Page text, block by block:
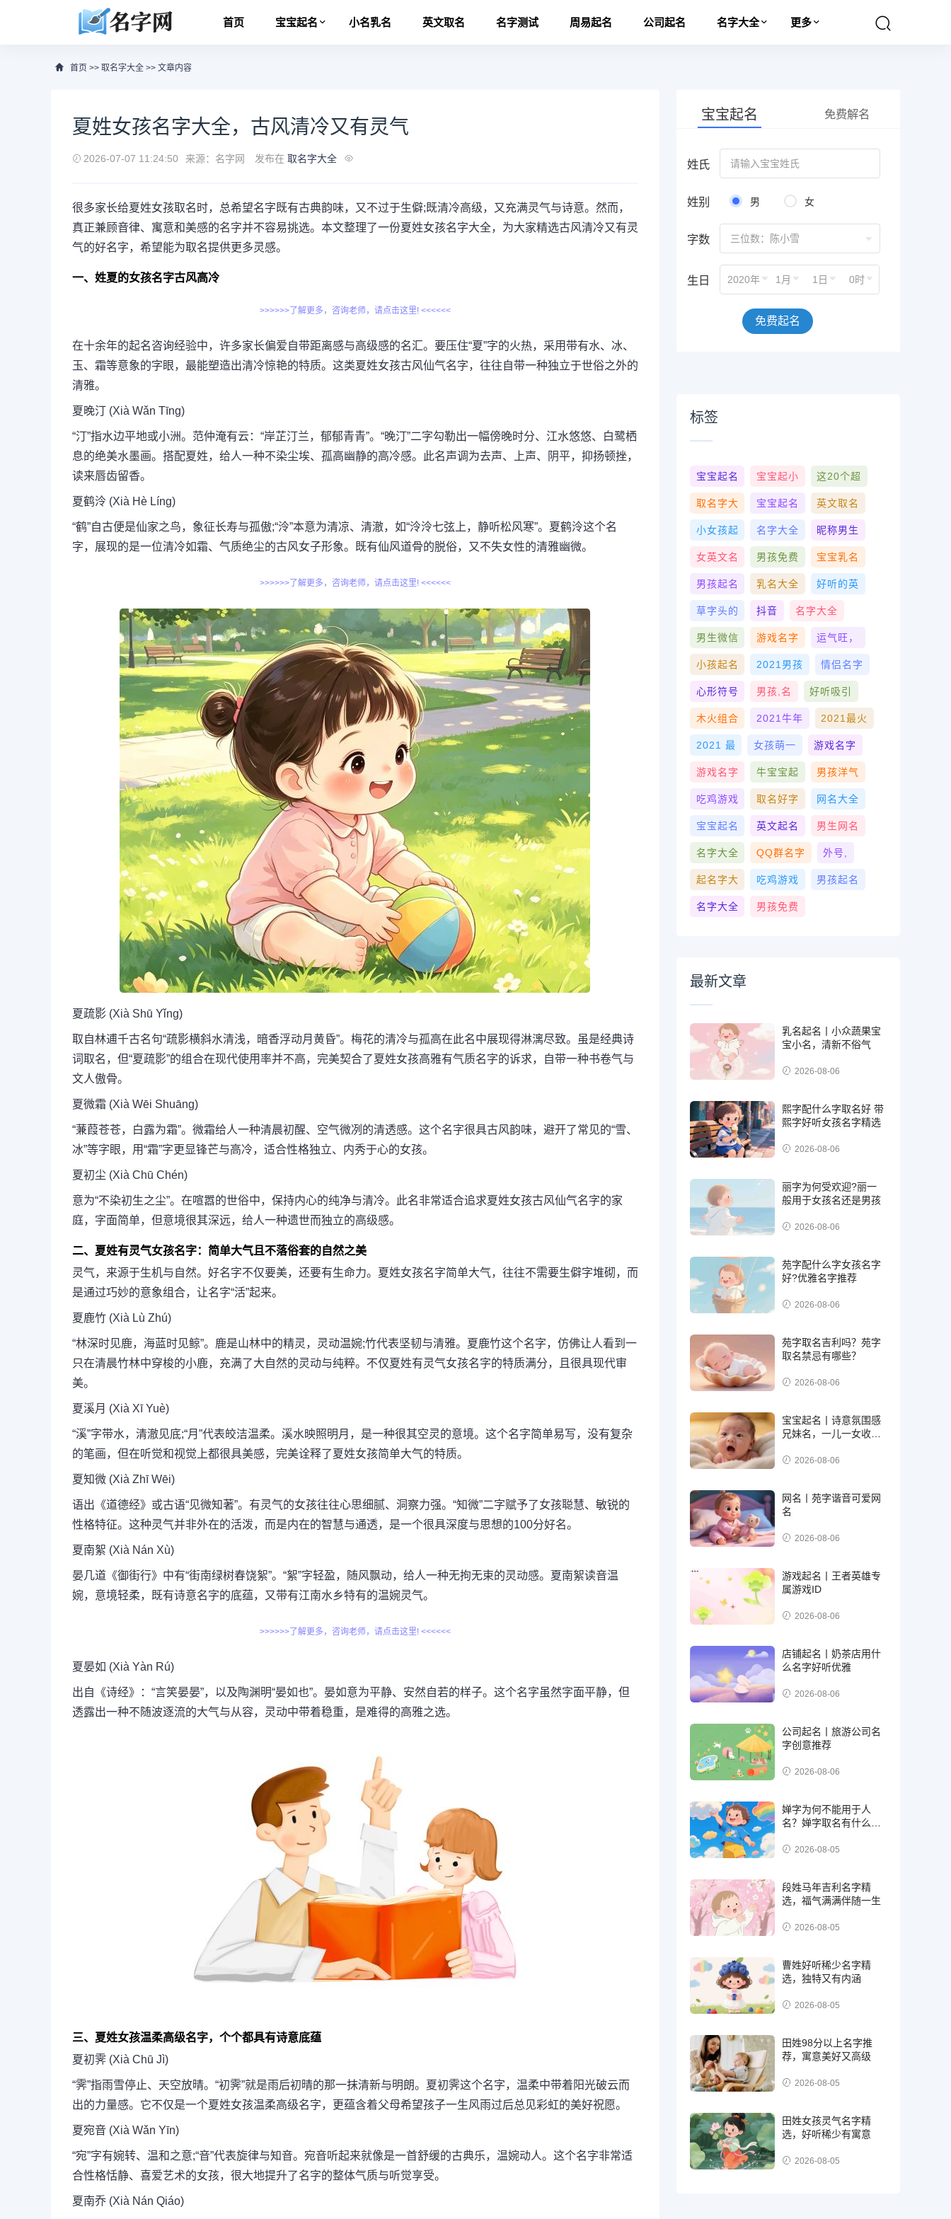
首页 宝宝起名 小名乳名 英文取名 名字测试 周易起名 公司起名 名字大全 更多
首页 >> 取名字大全 >> 文章内容
夏姓女孩名字大全，古风清冷又有灵气
2026-07-07 11:24:50 来源：名字网 发布在 取名字大全
很多家长给夏姓女孩取名时，总希望名字既有古典韵味，又不过于生僻;既清冷高级，又充满灵气与诗意。然而，
真正兼顾音律、寓意和美感的名字并不容易挑选。本文整理了一份夏姓女孩名字大全，为大家精选古风清冷又有灵
气的好名字，希望能为取名提供更多灵感。
一、姓夏的女孩名字古风高冷
>>>>>>了解更多，咨询老师，请点击这里! <<<<<<
在十余年的起名咨询经验中，许多家长偏爱自带距离感与高级感的名汇。要压住“夏”字的火热，采用带有水、冰、
玉、霜等意象的字眼，最能塑造出清冷惊艳的特质。这类夏姓女孩古风仙气名字，往往自带一种独立于世俗之外的
清雅。
夏晚汀 (Xià Wǎn Tīng)
“汀”指水边平地或小洲。范仲淹有云：“岸芷汀兰，郁郁青青”。“晚汀”二字勾勒出一幅傍晚时分、江水悠悠、白鹭栖
息的绝美水墨画。搭配夏姓，给人一种不染尘埃、孤高幽静的高冷感。此名声调为去声、上声、阴平，抑扬顿挫，
读来唇齿留香。
夏鹤泠 (Xià Hè Líng)
“鹤”自古便是仙家之鸟，象征长寿与孤傲;“泠”本意为清凉、清澈，如“泠泠七弦上，静听松风寒”。夏鹤泠这个名
字，展现的是一位清冷如霜、气质绝尘的古风女子形象。既有仙风道骨的脱俗，又不失女性的清雅幽微。
>>>>>>了解更多，咨询老师，请点击这里! <<<<<<
夏疏影 (Xià Shū Yǐng)
取自林逋千古名句“疏影横斜水清浅，暗香浮动月黄昏”。梅花的清冷与孤高在此名中展现得淋漓尽致。虽是经典诗
词取名，但“夏疏影”的组合在现代使用率并不高，完美契合了夏姓女孩高雅有气质名字的诉求，自带一种书卷气与
文人傲骨。
夏微霜 (Xià Wēi Shuāng)
“蒹葭苍苍，白露为霜”。微霜给人一种清晨初醒、空气微冽的清透感。这个名字很具古风韵味，避开了常见的“雪、
冰”等字眼，用“霜”字更显锋芒与高冷，适合性格独立、内秀于心的女孩。
夏初尘 (Xià Chū Chén)
意为“不染初生之尘”。在喧嚣的世俗中，保持内心的纯净与清冷。此名非常适合追求夏姓女孩古风仙气名字的家
庭，字面简单，但意境很其深远，给人一种遗世而独立的高级感。
二、夏姓有灵气女孩名字：简单大气且不落俗套的自然之美
灵气，来源于生机与自然。好名字不仅要美，还要有生命力。夏姓女孩名字简单大气，往往不需要生僻字堆砌，而
是通过巧妙的意象组合，让名字“活”起来。
夏鹿竹 (Xià Lù Zhú)
“林深时见鹿，海蓝时见鲸”。鹿是山林中的精灵，灵动温婉;竹代表坚韧与清雅。夏鹿竹这个名字，仿佛让人看到一
只在清晨竹林中穿梭的小鹿，充满了大自然的灵动与纯粹。不仅夏姓有灵气女孩名字的特质满分，且很具现代审
美。
夏溪月 (Xià Xī Yuè)
“溪”字带水，清澈见底;“月”代表皎洁温柔。溪水映照明月，是一种很其空灵的意境。这个名字简单易写，没有复杂
的笔画，但在听觉和视觉上都很具美感，完美诠释了夏姓女孩简单大气的特质。
夏知微 (Xià Zhī Wēi)
语出《道德经》或古语“见微知著”。有灵气的女孩往往心思细腻、洞察力强。“知微”二字赋予了女孩聪慧、敏锐的
性格特征。这种灵气并非外在的活泼，而是内在的智慧与通透，是一个很具深度与思想的100分好名。
夏南絮 (Xià Nán Xù)
晏几道《御街行》中有“街南绿树春饶絮”。“絮”字轻盈，随风飘动，给人一种无拘无束的灵动感。夏南絮读音温
婉，意境轻柔，既有诗意名字的底蕴，又带有江南水乡特有的温婉灵气。
>>>>>>了解更多，咨询老师，请点击这里! <<<<<<
夏晏如 (Xià Yàn Rú)
出自《诗经》：“言笑晏晏”，以及陶渊明“晏如也”。晏如意为平静、安然自若的样子。这个名字虽然字面平静，但
透露出一种不随波逐流的大气与从容，灵动中带着稳重，是难得的高雅之选。
三、夏姓女孩温柔高级名字，个个都具有诗意底蕴
夏初霁 (Xià Chū Jì)
“霁”指雨雪停止、天空放晴。“初霁”就是雨后初晴的那一抹清新与明朗。夏初霁这个名字，温柔中带着阳光破云而
出的力量感。它不仅是一个夏姓女孩温柔高级名字，更蕴含着父母希望孩子一生风雨过后总见彩虹的美好祝愿。
夏宛音 (Xià Wǎn Yīn)
“宛”字有婉转、温和之意;“音”代表旋律与知音。宛音听起来就像是一首舒缓的古典乐，温婉动人。这个名字非常适
合性格恬静、喜爱艺术的女孩，很大地提升了名字的整体气质与听觉享受。
夏南乔 (Xià Nán Qiáo)
宝宝起名 免费解名
姓氏
姓别 男 女
字数 三位数：陈小雪
生日 2020年 1月 1日 0时
免费起名
标签
宝宝起名 宝宝起小 这20个超
取名字大 宝宝起名 英文取名
小女孩起 名字大全 昵称男生
女英文名 男孩免费 宝宝乳名
男孩起名 乳名大全 好听的英
草字头的 抖音 名字大全
男生微信 游戏名字 运气旺，
小孩起名 2021男孩 情侣名字
心形符号 男孩,名 好听吸引
木火组合 2021牛年 2021最火
2021 最 女孩萌一 游戏名字
游戏名字 牛宝宝起 男孩洋气
吃鸡游戏 取名好字 网名大全
宝宝起名 英文起名 男生网名
名字大全 QQ群名字 外号,
起名字大 吃鸡游戏 男孩起名
名字大全 男孩免费
最新文章
乳名起名丨小众蔬果宝
宝小名，清新不俗气
2026-08-06
熙字配什么字取名好 带
熙字好听女孩名字精选
2026-08-06
丽字为何受欢迎?丽一
般用于女孩名还是男孩
2026-08-06
苑字配什么字女孩名字
好?优雅名字推荐
2026-08-06
苑字取名吉利吗？苑字
取名禁忌有哪些？
2026-08-06
宝宝起名丨诗意氛围感
兄妹名，一儿一女收藏
2026-08-06
网名丨苑字谐音可爱网
名
2026-08-06
游戏起名丨王者英雄专
属游戏ID
2026-08-06
店铺起名丨奶茶店用什
么名字好听优雅
2026-08-06
公司起名丨旅游公司名
字创意推荐
2026-08-06
婵字为何不能用于人
名？婵字取名有什么禁
2026-08-05
段姓马年吉利名字精
选，福气满满伴随一生
2026-08-05
曹姓好听稀少名字精
选，独特又有内涵
2026-08-05
田姓98分以上名字推
荐，寓意美好又高级
2026-08-05
田姓女孩灵气名字精
选，好听稀少有寓意
2026-08-05